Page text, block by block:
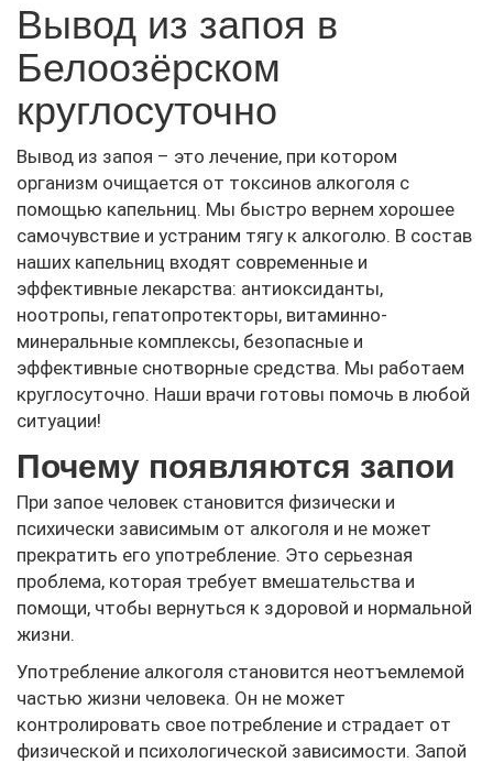
Вывод из запоя в
Белоозёрском
круглосуточно
Вывод из запоя – это лечение, при котором
организм очищается от токсинов алкоголя с
помощью капельниц. Мы быстро вернем хорошее
самочувствие и устраним тягу к алкоголю. В состав
наших капельниц входят современные и
эффективные лекарства: антиоксиданты,
ноотропы, гепатопротекторы, витаминно-
минеральные комплексы, безопасные и
эффективные снотворные средства. Мы работаем
круглосуточно. Наши врачи готовы помочь в любой
ситуации!
Почему появляются запои
При запое человек становится физически и
психически зависимым от алкоголя и не может
прекратить его употребление. Это серьезная
проблема, которая требует вмешательства и
помощи, чтобы вернуться к здоровой и нормальной
жизни.
Употребление алкоголя становится неотъемлемой
частью жизни человека. Он не может
контролировать свое потребление и страдает от
физической и психологической зависимости. Запой